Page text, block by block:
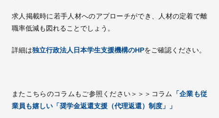
求人掲載時に若手人材へのアプローチができ、人材の定着で離
職率低減も図れることでしょう。
詳細は独立行政法人日本学生支援機構のHPをご確認ください。
またこちらのコラムもご参照ください＞＞＞コラム
「企業も従
業員も嬉しい「奨学金返還支援（代理返還）制度」」